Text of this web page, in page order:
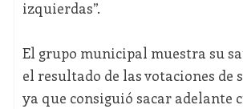
izquierdas”.
El grupo municipal muestra su
el resultado de las votaciones de
ya que consiguió sacar adelante